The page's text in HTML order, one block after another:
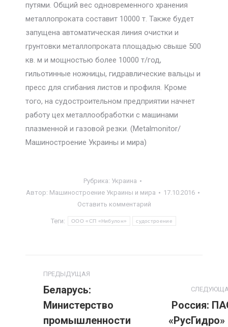
путями. Общий вес одновременного хранения
металлопроката составит 10000 т. Также будет
запущена автоматическая линия очистки и
грунтовки металлопроката площадью свыше 500
кв. м и мощностью более 10000 т/год,
гильотинные ножницы, гидравлические вальцы и
пресс для сгибания листов и профиля. Кроме
того, на судостроительном предприятии начнет
работу цех металлообработки с машинами
плазменной и газовой резки. (Metalmonitor/
Машиностроение Украины и мира)
Рубрика: Украина
Автор: Машиностроение Украины и мира
17.10.2016
Оставить комментарий
Теги: ООО «СП «Нибулон» судостроение
по
записям
ПРЕДЫДУЩАЯ
Беларусь:
Министерство
промышленности
Россия:
«РусГидро»